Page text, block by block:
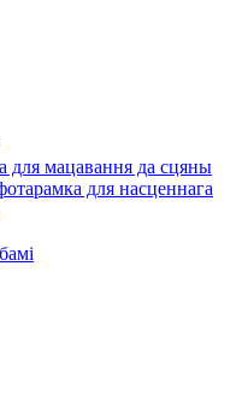
для мацавання да сцяны
для насценнага